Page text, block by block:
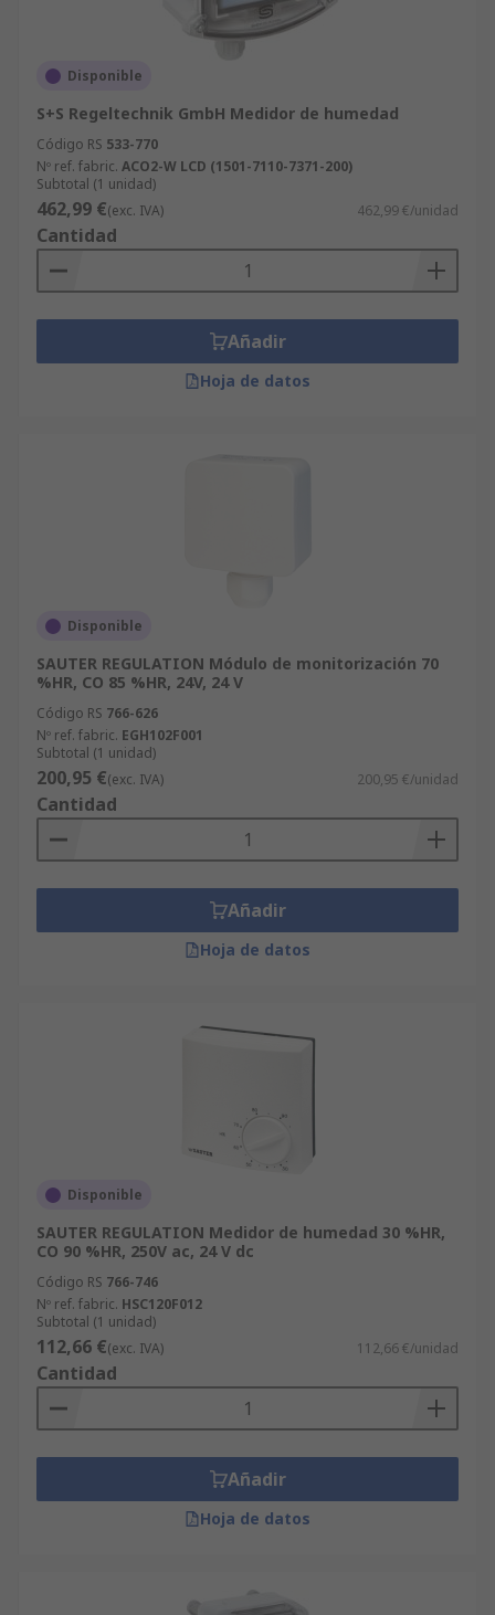
Disponible
S+S Regeltechnik GmbH Medidor de humedad
Código RS 533-770
Nº ref. fabric. ACO2-W LCD (1501-7110-7371-200)
Subtotal (1 unidad)
462,99 €(exc. IVA) 462,99 €/unidad
Cantidad
Añadir
Hoja de datos
Disponible
SAUTER REGULATION Módulo de monitorización 70
%HR, CO 85 %HR, 24V, 24 V
Código RS 766-626
Nº ref. fabric. EGH102F001
Subtotal (1 unidad)
200,95 €(exc. IVA) 200,95 €/unidad
Cantidad
Añadir
Hoja de datos
Disponible
SAUTER REGULATION Medidor de humedad 30 %HR,
CO 90 %HR, 250V ac, 24 V dc
Código RS 766-746
Nº ref. fabric. HSC120F012
Subtotal (1 unidad)
112,66 €(exc. IVA) 112,66 €/unidad
Cantidad
Añadir
Hoja de datos